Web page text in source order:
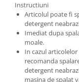
Instructiuni
Articolul poate fi
detergent
Imediat dupa
moale.
In cazul articolelor
recomanda
detergent
masina de spalat